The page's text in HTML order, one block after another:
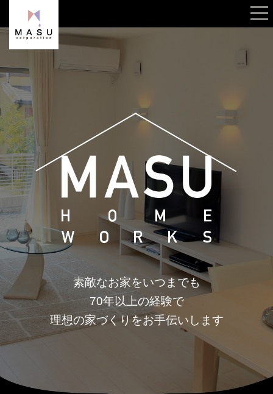
素敵なお家をいつまでも
70年以上の経験で
理想の家づくりをお手伝いします